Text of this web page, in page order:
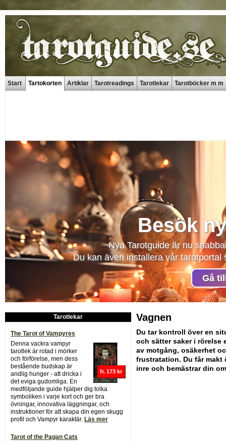
Start Tartokorten Artiklar Tarotreadings Tarotlekar Tarotböcker m m
Besök
Nya Tarotguide är nu
Du kan även installera vår
Gå
Tarotlekar
The Tarot of Vampyres
fr. 173 kr
Denna vackra vampyr
tarotlek är rotad i mörker
och förförelse, men dess
bestående budskap är
andlig hunger - att dricka i
det eviga gudomliga. En
medföljande guide hjälper dig tolka
symboliken i varje kort och ger bra
övningar, innovativa läggningar, och
instruktioner för att skapa din egen skugg
profil och Vampyr karaktär. Läs mer
Tarot of the Pagan Cats
Vagnen
Du tar kontroll över en
och sätter saker i rörelse
av motgång, osäkerhet
frustratation. Du får makt
inre och bemästrar din